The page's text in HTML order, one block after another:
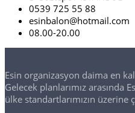
0539 725 55 88
esinbalon@hotmail.com
08.00-20.00
Esin organizasyon daima en
Gelecek planlarımız arasında
ülke standartlarımızın üzerine